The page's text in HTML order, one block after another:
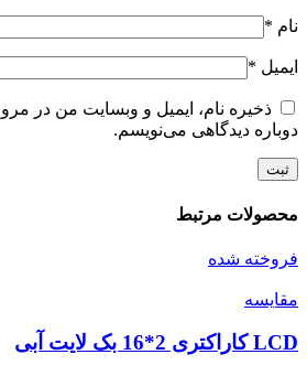
نام *
ایمیل *
ذخیره نام، ایمیل و وبسایت من در
دوباره دیدگاهی می‌نویسم.
محصولات مرتبط
فروخته شده
مقايسه
LCD کاراکتری 2*16 بک لایت آبی